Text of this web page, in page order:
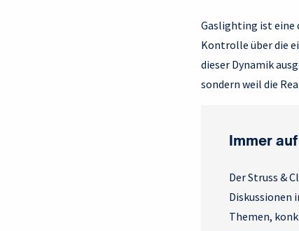
Gaslighting ist eine
Kontrolle über die
dieser Dynamik
sondern weil die
Immer
Der Struss &
Diskussionen
Themen,